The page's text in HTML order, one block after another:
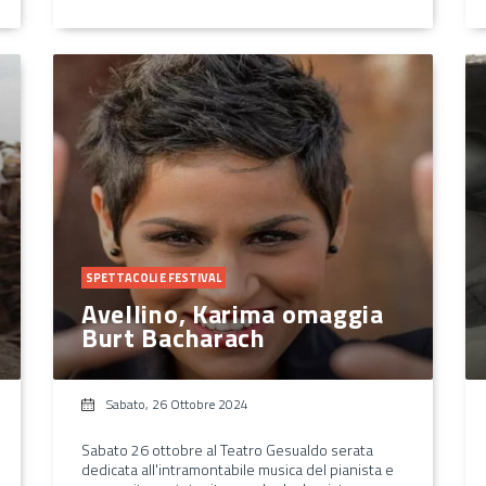
SPETTACOLI E FESTIVAL
Avellino, Karima omaggia
Burt Bacharach
Sabato, 26 Ottobre 2024
Sabato 26 ottobre al Teatro Gesualdo serata
dedicata all'intramontabile musica del pianista e